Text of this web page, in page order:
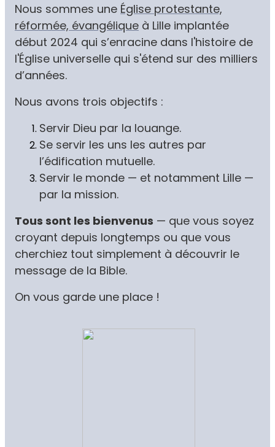
Nous sommes une Église protestante,
réformée, évangélique à Lille implantée
début 2024 qui s’enracine dans l'histoire de
l'Église universelle qui s'étend sur des milliers
d’années.
Nous avons trois objectifs :
Servir Dieu par la louange.
Se servir les uns les autres par
l’édification mutuelle.
Servir le monde — et notamment Lille —
par la mission.
Tous sont les bienvenus — que vous soyez
croyant depuis longtemps ou que vous
cherchiez tout simplement à découvrir le
message de la Bible.
On vous garde une place !